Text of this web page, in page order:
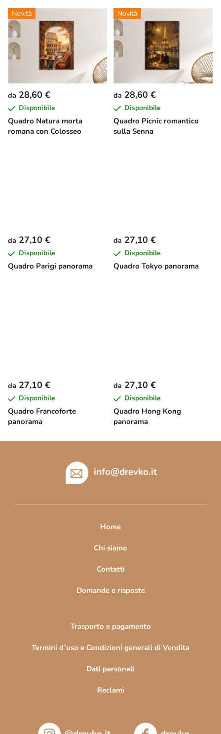
Novità
Quadro Natura morta
romana con Colosseo
da 28,60 €
Disponibile
Novità
Quadro Picnic romantico
sulla Senna
da 28,60 €
Disponibile
Quadro Parigi panorama
da 27,10 €
Disponibile
Quadro Tokyo panorama
da 27,10 €
Disponibile
Quadro Francoforte
panorama
da 27,10 €
Disponibile
Quadro Hong Kong
panorama
da 27,10 €
Disponibile
info@drevko.it
Home
Chi siamo
Contatti
Domande e risposte
Trasporto e pagamento
Termini d’uso e Condizioni generali di Vendita
Dati personali
Reclami